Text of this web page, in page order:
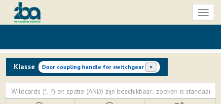
Klasse Door coupling handle for switchgear ×